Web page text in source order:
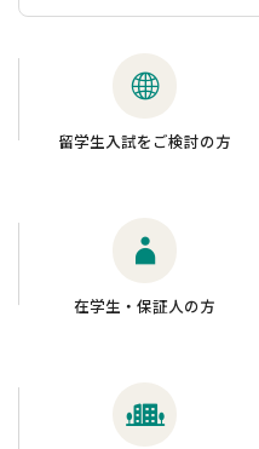
留学生入試をご検討の方
在学生・保証人の方